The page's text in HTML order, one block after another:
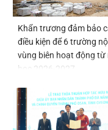
Khẩn trương đảm bảo
điều kiện để 6 trường
vùng biên hoạt động từ
học 2026-2027